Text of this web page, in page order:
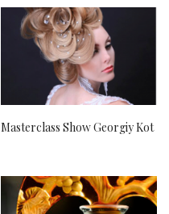
Masterclass Show Georgiy Kot